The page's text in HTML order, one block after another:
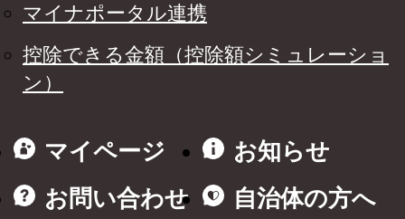
マイナポータル連携
控除できる金額（控除額シミュレーショ
ン）
マイページ
お知らせ
お問い合わせ
自治体の方へ